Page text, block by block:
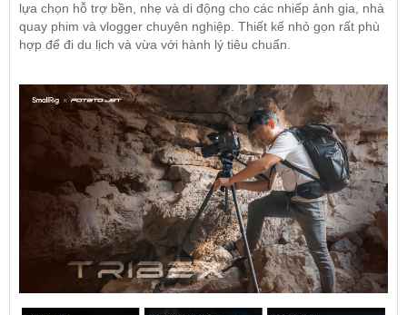
lựa chọn hỗ trợ bền, nhẹ và di động cho các nhiếp ảnh gia, nhà
quay phim và vlogger chuyên nghiệp. Thiết kế nhỏ gọn rất phù
hợp để đi du lịch và vừa với hành lý tiêu chuẩn.